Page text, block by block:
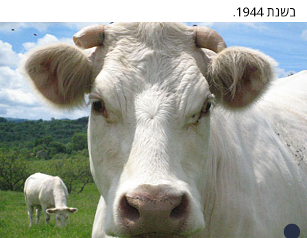
בשנת 1944.